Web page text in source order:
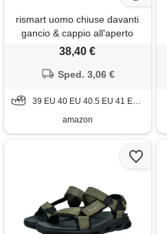
rismart uomo chiuse davanti
gancio & cappio all'aperto
escursionismo pelle scarpe
eu)
38,40 €
Sped. 3,06 €
39 EU 40 EU 40.5 EU 41 EU 42 EU 43 EU 44 EU 44.5 EU 45 EU 46 EU
amazon